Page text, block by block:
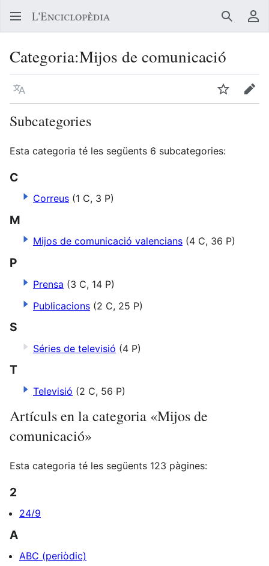
Buscar
Categoria:Mijos de comunicació
Llegir en un atre idioma Vigilar
Subcategories
Esta categoria té les següents 6 subcategories:
C
Correus (1 C, 3 P)
M
Mijos de comunicació valencians (4 C, 36 P)
P
Prensa (3 C, 14 P)
Publicacions (2 C, 25 P)
S
Séries de televisió (4 P)
T
Televisió (2 C, 56 P)
Artículs en la categoria «Mijos de
comunicació»
Esta categoria té les següents 123 pàgines:
2
24/9
A
ABC (periòdic)